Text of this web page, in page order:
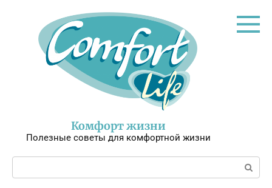
Комфорт жизни
Полезные советы для комфортной жизни
Поиск: